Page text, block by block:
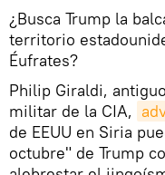
¿Busca Trump la
territorio
Éufrates?
Philip Giraldi,
militar de la CIA,
de EEUU en Siria
octubre" de Trump